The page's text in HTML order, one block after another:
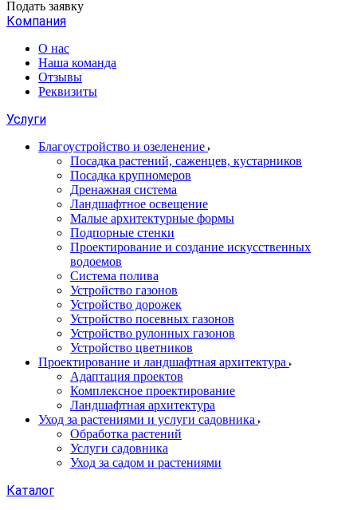
Подать заявку
Компания
О нас
Наша команда
Отзывы
Реквизиты
Услуги
Благоустройство и озеленение
Посадка растений, саженцев, кустарников
Посадка крупномеров
Дренажная система
Ландшафтное освещение
Малые архитектурные формы
Подпорные стенки
Проектирование и создание искусственных
водоемов
Система полива
Устройство газонов
Устройство дорожек
Устройство посевных газонов
Устройство рулонных газонов
Устройство цветников
Проектирование и ландшафтная архитектура
Адаптация проектов
Комплексное проектирование
Ландшафтная архитектура
Уход за растениями и услуги садовника
Обработка растений
Услуги садовника
Уход за садом и растениями
Каталог